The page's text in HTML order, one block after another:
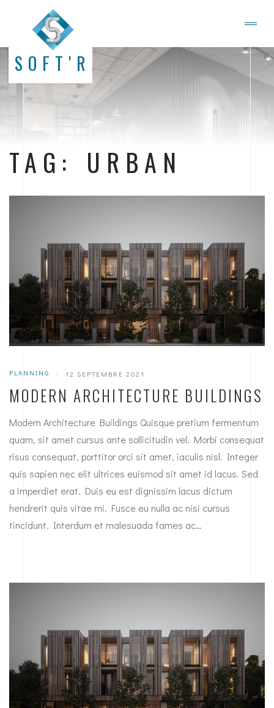
SOFT'R
TAG: URBAN
PLANNING | 12 SEPTEMBRE 2021
MODERN ARCHITECTURE BUILDINGS
Modern Architecture Buildings Quisque pretium fermentum
quam, sit amet cursus ante sollicitudin vel. Morbi consequat
risus consequat, porttitor orci sit amet, iaculis nisl. Integer
quis sapien nec elit ultrices euismod sit amet id lacus. Sed
a imperdiet erat. Duis eu est dignissim lacus dictum
hendrerit quis vitae mi. Fusce eu nulla ac nisi cursus
tincidunt. Interdum et malesuada fames ac…